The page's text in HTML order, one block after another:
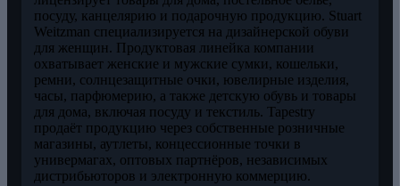
посуду, канцелярию и подарочную продукцию. Stuart
Weitzman специализируется на дизайнерской обуви
для женщин. Продуктовая линейка компании
охватывает женские и мужские сумки, кошельки,
ремни, солнцезащитные очки, ювелирные изделия,
часы, парфюмерию, а также детскую обувь и товары
для дома, включая посуду и текстиль. Tapestry
продаёт продукцию через собственные розничные
магазины, аутлеты, концессионные точки в
универмагах, оптовых партнёров, независимых
дистрибьюторов и электронную коммерцию.